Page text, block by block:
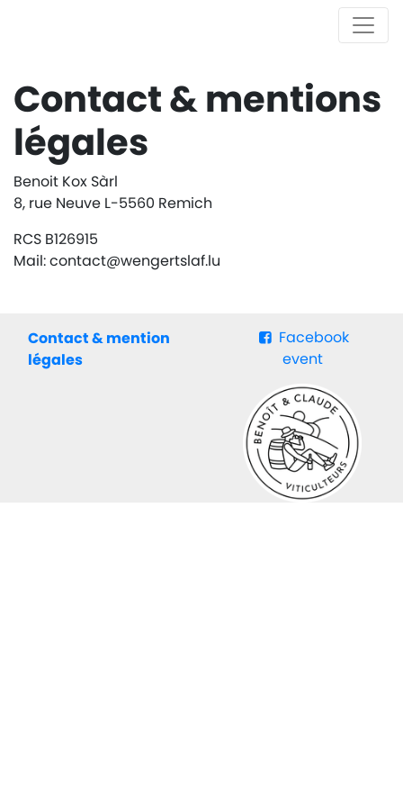
Contact & mentions
légales
Benoit Kox Sàrl
8, rue Neuve L-5560 Remich
RCS B126915
Mail: contact@wengertslaf.lu
Contact & mention
légales
Facebook
event